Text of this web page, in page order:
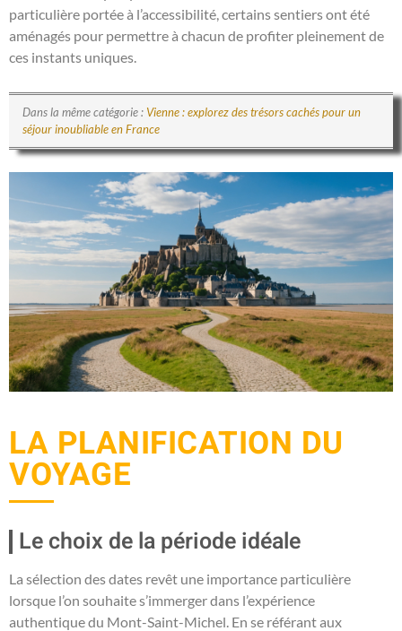
particulière portée à l’accessibilité, certains sentiers ont été
aménagés pour permettre à chacun de profiter pleinement de
ces instants uniques.
Dans la même catégorie : Vienne : explorez des trésors cachés pour un
séjour inoubliable en France
LA PLANIFICATION DU
VOYAGE
Le choix de la période idéale
La sélection des dates revêt une importance particulière
lorsque l’on souhaite s’immerger dans l’expérience
authentique du Mont-Saint-Michel. En se référant aux